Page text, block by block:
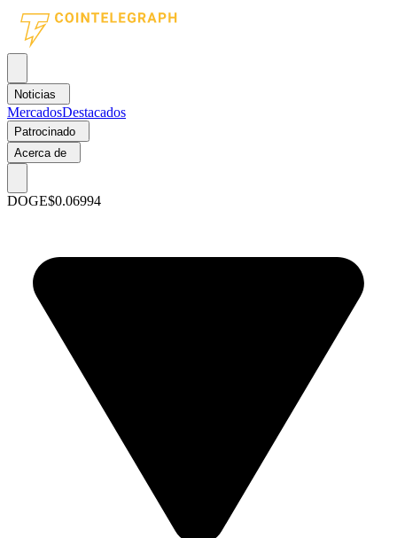
Noticias
MercadosDestacados
Patrocinado
Acerca de
DOGE$0.06994